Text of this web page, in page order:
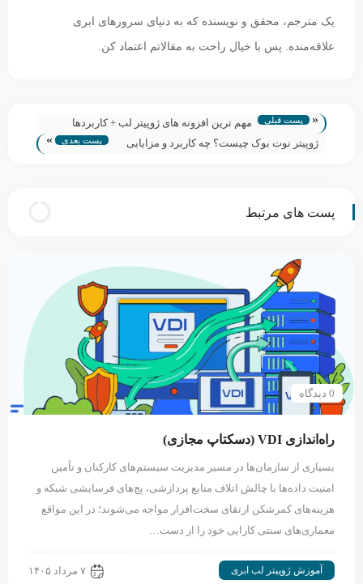
یک مترجم، محقق و نویسنده که به دنیای سرورهای ابری
علاقه‌منده. پس با خیال راحت به مقالاتم اعتماد کن.
« پست قبلی
مهم ترین افزونه های ژوپیتر لب + کاربردها
ژوپیتر نوت بوک چیست؟ چه کاربرد و مزایایی
پست بعدی »
پست های مرتبط
0 دیدگاه
راه‌اندازی VDI (دسکتاپ مجازی)
بسیاری از سازمان‌ها در مسیر مدیریت سیستم‌های کارکنان و تأمین
امنیت داده‌ها با چالش اتلاف منابع پردازشی، پچ‌های فرسایشی شبکه و
هزینه‌های کمرشکن ارتقای سخت‌افزار مواجه می‌شوند؛ در این مواقع
معماری‌های سنتی کارایی خود را از دست…
آموزش ژوپیتر لب ابری ۷ مرداد ۱۴۰۵